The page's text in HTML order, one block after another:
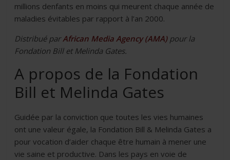
millions denfants en moins qui meurent chaque année de
maladies évitables par rapport à l’an 2000.
Distribué parAfrican Media Agency (AMA)pour la
Fondation Bill et Melinda Gates.
A propos de la Fondation
Bill et Melinda Gates
Guidée par la conviction que toutes les vies humaines
ont une valeur égale, la Fondation Bill & Melinda Gates a
pour vocation d’aider chaque être humain à mener une
vie saine et productive. Dans les pays en voie de